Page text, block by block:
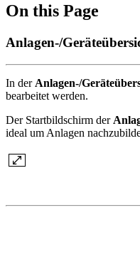
On this Page
Anlagen-/
In der Anlagen-/
bearbeitet werden.
Der Startbildschirm der
ideal um Anlagen